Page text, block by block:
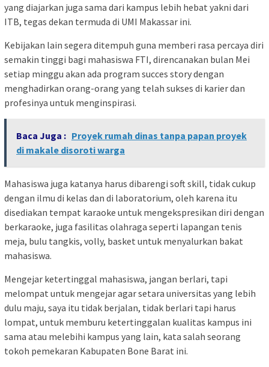
yang diajarkan juga sama dari kampus lebih hebat yakni dari
ITB, tegas dekan termuda di UMI Makassar ini.
Kebijakan lain segera ditempuh guna memberi rasa percaya diri
semakin tinggi bagi mahasiswa FTI, direncanakan bulan Mei
setiap minggu akan ada program succes story dengan
menghadirkan orang-orang yang telah sukses di karier dan
profesinya untuk menginspirasi.
Baca Juga : Proyek rumah dinas tanpa papan proyek
di makale disoroti warga
Mahasiswa juga katanya harus dibarengi soft skill, tidak cukup
dengan ilmu di kelas dan di laboratorium, oleh karena itu
disediakan tempat karaoke untuk mengekspresikan diri dengan
berkaraoke, juga fasilitas olahraga seperti lapangan tenis
meja, bulu tangkis, volly, basket untuk menyalurkan bakat
mahasiswa.
Mengejar ketertinggal mahasiswa, jangan berlari, tapi
melompat untuk mengejar agar setara universitas yang lebih
dulu maju, saya itu tidak berjalan, tidak berlari tapi harus
lompat, untuk memburu ketertinggalan kualitas kampus ini
sama atau melebihi kampus yang lain, kata salah seorang
tokoh pemekaran Kabupaten Bone Barat ini.